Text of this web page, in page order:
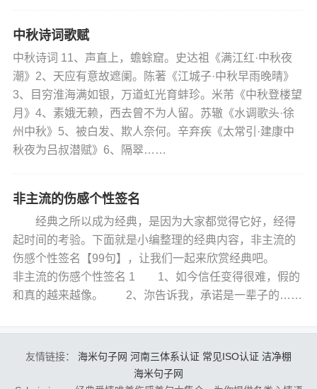
中秋诗词歌赋
中秋诗词 11、声直上，蟾蜍窟。史达祖《满江红·中秋夜
潮》2、天应有意故遮阑。陈著《江城子·中秋早雨晚晴》
3、目穷淮海满如银，万道虹光育蚌珍。米芾《中秋登楼望
月》4、素娥无赖，西去曾不为人留。苏辙《水调歌头·徐
州中秋》5、被白发、欺人奈何。辛弃疾《太常引·建康中
秋夜为吕叔潜赋》6、隔翠……
非主流的伤感个性签名
经典之所以成为经典，是因为大家都觉得它好，经得
起时间的考验。下面就是小编整理的经典内容，非主流的
伤感个性签名【99句】，让我们一起来欣赏经典吧。
非主流的伤感个性签名 1 1、如今信任变得很难，假的
和真的越来越像。 2、沵告诉我，承诺是一辈子的……
友情链接： 海米句子网 河南三体系认证 常见ISO认证 洁净棚
海米句子网